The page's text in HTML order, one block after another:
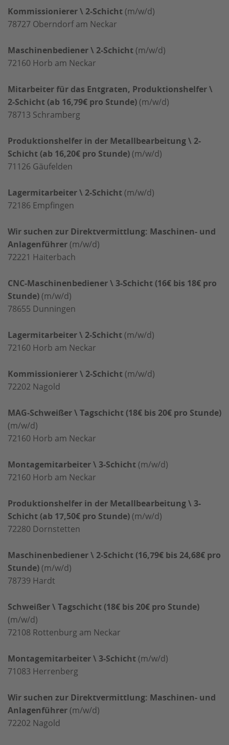
Kommissionierer \ 2-Schicht (m/w/d)
78727 Oberndorf am Neckar
Maschinenbediener \ 2-Schicht (m/w/d)
72160 Horb am Neckar
Mitarbeiter für das Entgraten, Produktionshelfer \
2-Schicht (ab 16,79€ pro Stunde) (m/w/d)
78713 Schramberg
Produktionshelfer in der Metallbearbeitung \ 2-
Schicht (ab 16,20€ pro Stunde) (m/w/d)
71126 Gäufelden
Lagermitarbeiter \ 2-Schicht (m/w/d)
72186 Empfingen
Wir suchen zur Direktvermittlung: Maschinen- und
Anlagenführer (m/w/d)
72221 Haiterbach
CNC-Maschinenbediener \ 3-Schicht (16€ bis 18€ pro
Stunde) (m/w/d)
78655 Dunningen
Lagermitarbeiter \ 2-Schicht (m/w/d)
72160 Horb am Neckar
Kommissionierer \ 2-Schicht (m/w/d)
72202 Nagold
MAG-Schweißer \ Tagschicht (18€ bis 20€ pro Stunde)
(m/w/d)
72160 Horb am Neckar
Montagemitarbeiter \ 3-Schicht (m/w/d)
72160 Horb am Neckar
Produktionshelfer in der Metallbearbeitung \ 3-
Schicht (ab 17,50€ pro Stunde) (m/w/d)
72280 Dornstetten
Maschinenbediener \ 2-Schicht (16,79€ bis 24,68€ pro
Stunde) (m/w/d)
78739 Hardt
Schweißer \ Tagschicht (18€ bis 20€ pro Stunde)
(m/w/d)
72108 Rottenburg am Neckar
Montagemitarbeiter \ 3-Schicht (m/w/d)
71083 Herrenberg
Wir suchen zur Direktvermittlung: Maschinen- und
Anlagenführer (m/w/d)
72202 Nagold